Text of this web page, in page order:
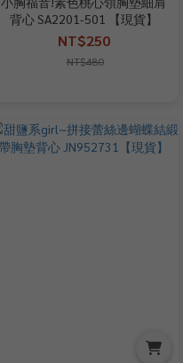
背心 SA2201-501 【現貨】
NT$250
NT$480